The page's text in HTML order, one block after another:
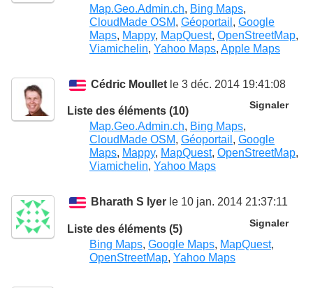
Map.Geo.Admin.ch, Bing Maps,
CloudMade OSM, Géoportail , Google
Maps, Mappy, MapQuest, OpenStreetMap,
Viamichelin, Yahoo Maps, Apple Maps
Cédric Moullet le 3 déc. 2014 19:41:08
Signaler
Liste des éléments (10)
Map.Geo.Admin.ch, Bing Maps,
CloudMade OSM, Géoportail , Google
Maps, Mappy, MapQuest, OpenStreetMap,
Viamichelin, Yahoo Maps
Bharath S Iyer le 10 jan. 2014 21:37:11
Signaler
Liste des éléments (5)
Bing Maps, Google Maps, MapQuest,
OpenStreetMap, Yahoo Maps